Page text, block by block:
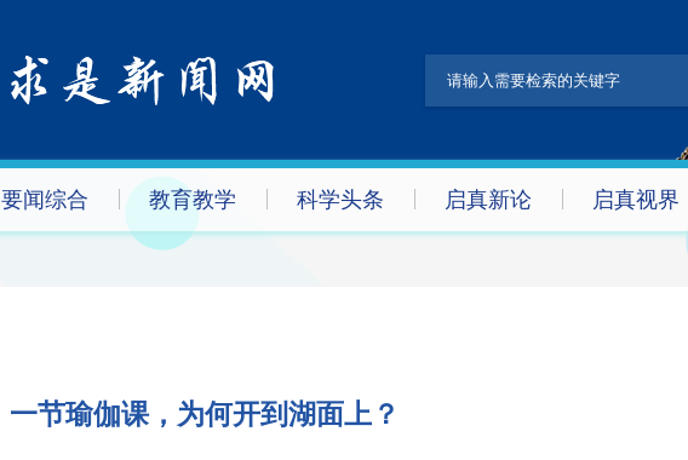
要闻综合 教育教学 科学头条 启真新论 启真视界
一节瑜伽课，为何开到湖面上？